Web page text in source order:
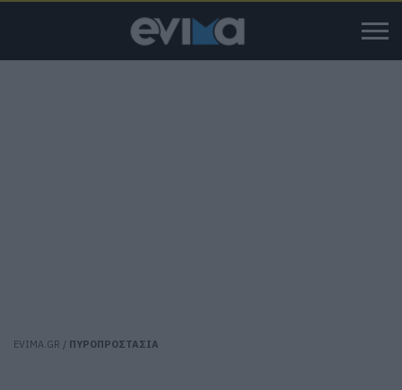
EVIMA.GR / ΠΥΡΟΠΡΟΣΤΑΣΙΑ